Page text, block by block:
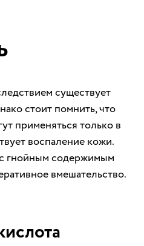
существует
стоит помнить, что
применяться только в
воспаление кожи.
гнойным содержимым
вмешательство.